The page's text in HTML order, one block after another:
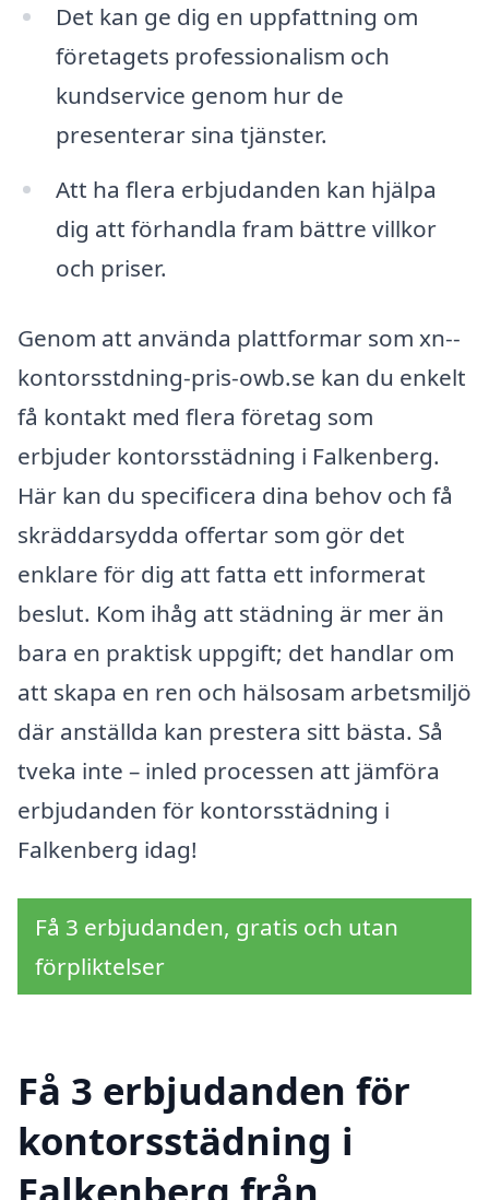
Det kan ge dig en uppfattning om
företagets professionalism och
kundservice genom hur de
presenterar sina tjänster.
Att ha flera erbjudanden kan hjälpa
dig att förhandla fram bättre villkor
och priser.
Genom att använda plattformar som xn--
kontorsstdning-pris-owb.se kan du enkelt
få kontakt med flera företag som
erbjuder kontorsstädning i Falkenberg.
Här kan du specificera dina behov och få
skräddarsydda offertar som gör det
enklare för dig att fatta ett informerat
beslut. Kom ihåg att städning är mer än
bara en praktisk uppgift; det handlar om
att skapa en ren och hälsosam arbetsmiljö
där anställda kan prestera sitt bästa. Så
tveka inte – inled processen att jämföra
erbjudanden för kontorsstädning i
Falkenberg idag!
Få 3 erbjudanden, gratis och utan
förpliktelser
Få 3 erbjudanden för
kontorsstädning i